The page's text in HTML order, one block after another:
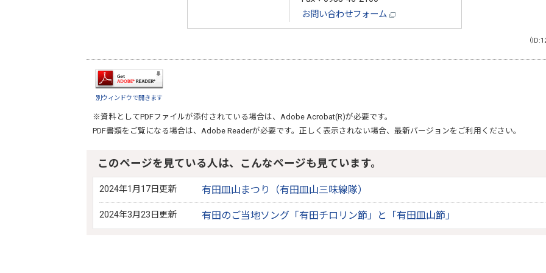
お問い合わせフォーム
（
別ウィンドウで開きます
※資料としてPDFファイルが添付されている場合は、 Adobe Acrobat(R)が必要です。
PDF書類をご覧になる場合は、 Adobe Readerが必要です。正しく表示されない場合、最新バージョンをご利用ください。
このページを見ている人は、こんなページも見ています。
2024年1月17日更新 有田皿山まつり（有田皿山三味線隊）
2024年3月23日更新 有田のご当地ソング「有田チロリン節」と「有田皿山節」